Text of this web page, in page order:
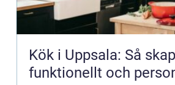
Kök i Uppsala: Så
funktionellt och